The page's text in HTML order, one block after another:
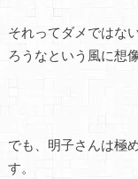
それってダメではな
ろうなという風に想
でも、明子さんは極
す。